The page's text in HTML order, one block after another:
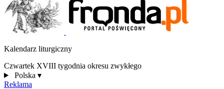
Kalendarz liturgiczny
Czwartek XVIII tygodnia okresu zwykłego
Polska ▾
Reklama